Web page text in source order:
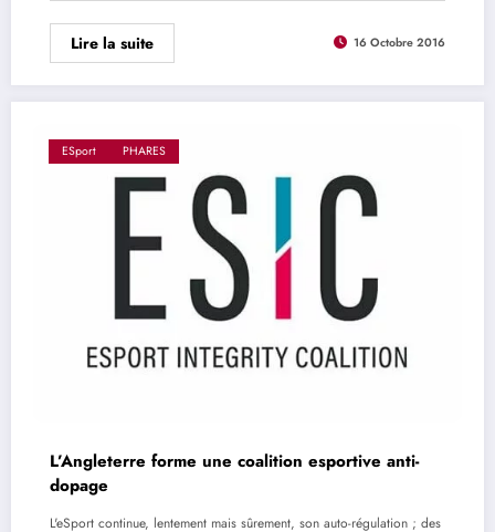
Lire la suite 16 Octobre 2016
ESport PHARES
L’Angleterre forme une coalition esportive anti-
dopage
L'eSport continue, lentement mais sûrement, son auto-régulation ; des